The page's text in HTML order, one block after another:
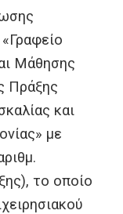
Μάθησης
Πράξης
και
με
το οποίο